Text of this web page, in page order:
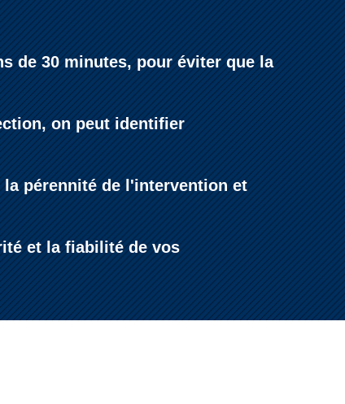
de 30 minutes, pour éviter que la
on peut identifier
pérennité de l'intervention et
et la fiabilité de vos